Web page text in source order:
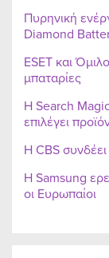
Πυρηνική
Diamond
ESET και
μπαταρίες
Η Search
επιλέγει
Η CBS
Η Samsung
οι Ευρωπαίοι